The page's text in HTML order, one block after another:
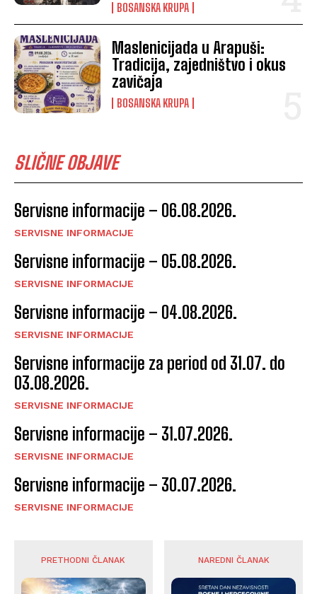
BOSANSKA KRUPA
Maslenicijada u Arapuši:
Tradicija, zajedništvo i okus
zavičaja
BOSANSKA KRUPA
SLIČNE OBJAVE
Servisne informacije – 06.08.2026.
SERVISNE INFORMACIJE
Servisne informacije – 05.08.2026.
SERVISNE INFORMACIJE
Servisne informacije – 04.08.2026.
SERVISNE INFORMACIJE
Servisne informacije za period od 31.07. do
03.08.2026.
SERVISNE INFORMACIJE
Servisne informacije – 31.07.2026.
SERVISNE INFORMACIJE
Servisne informacije – 30.07.2026.
SERVISNE INFORMACIJE
PRETHODNI ČLANAK NAREDNI ČLANAK